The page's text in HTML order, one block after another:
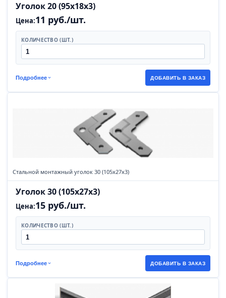
Уголок 20 (95х18х3)
Цена:11 руб./шт.
КОЛИЧЕСТВО (ШТ.)
Подробнее ДОБАВИТЬ В ЗАКАЗ
Стальной монтажный уголок 30 (105х27х3)
Уголок 30 (105х27х3)
Цена:15 руб./шт.
КОЛИЧЕСТВО (ШТ.)
Подробнее ДОБАВИТЬ В ЗАКАЗ